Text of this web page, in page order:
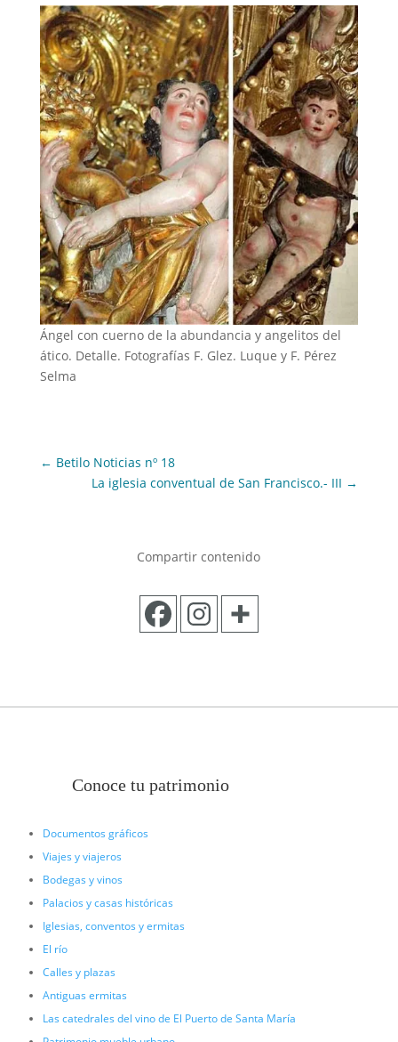
Ángel con cuerno de la abundancia y angelitos del
ático. Detalle. Fotografías F. Glez. Luque y F. Pérez
Selma
← Betilo Noticias nº 18
La iglesia conventual de San Francisco.- III →
Compartir contenido
Conoce tu patrimonio
Documentos gráficos
Viajes y viajeros
Bodegas y vinos
Palacios y casas históricas
Iglesias, conventos y ermitas
El río
Calles y plazas
Antiguas ermitas
Las catedrales del vino de El Puerto de Santa María